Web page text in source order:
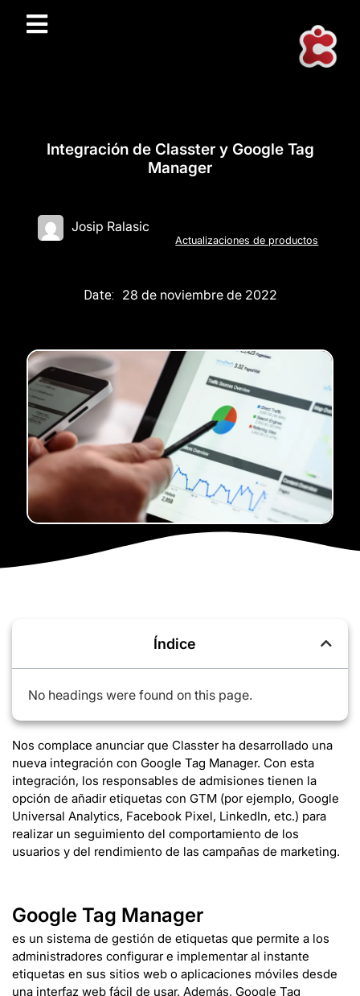
Integración de Classter y Google Tag
Manager
Josip Ralasic
Actualizaciones de productos
Date: 28 de noviembre de 2022
Índice
No headings were found on this page.
Nos complace anunciar que Classter ha desarrollado una
nueva integración con Google Tag Manager. Con esta
integración, los responsables de admisiones tienen la
opción de añadir etiquetas con GTM (por ejemplo, Google
Universal Analytics, Facebook Pixel, LinkedIn, etc.) para
realizar un seguimiento del comportamiento de los
usuarios y del rendimiento de las campañas de marketing.
Google Tag Manager
es un sistema de gestión de etiquetas que permite a los
administradores configurar e implementar al instante
etiquetas en sus sitios web o aplicaciones móviles desde
una interfaz web fácil de usar. Además, Google Tag